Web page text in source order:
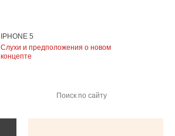
IPHONE 5
Слухи и предположения о новом
концепте
Поиск по сайту